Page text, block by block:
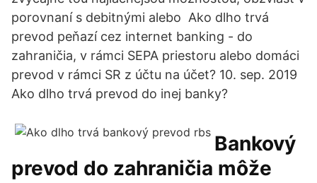
porovnaní s debitnými alebo Ako dlho trvá
prevod peňazí cez internet banking - do
zahraničia, v rámci SEPA priestoru alebo domáci
prevod v rámci SR z účtu na účet? 10. sep. 2019
Ako dlho trvá prevod do inej banky?
Bankový
prevod do zahraničia môže